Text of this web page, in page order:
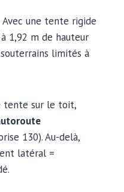
Avec une tente rigide
1,92 m de hauteur
limités à
tente sur le toit,
130). Au-delà,
latéral =